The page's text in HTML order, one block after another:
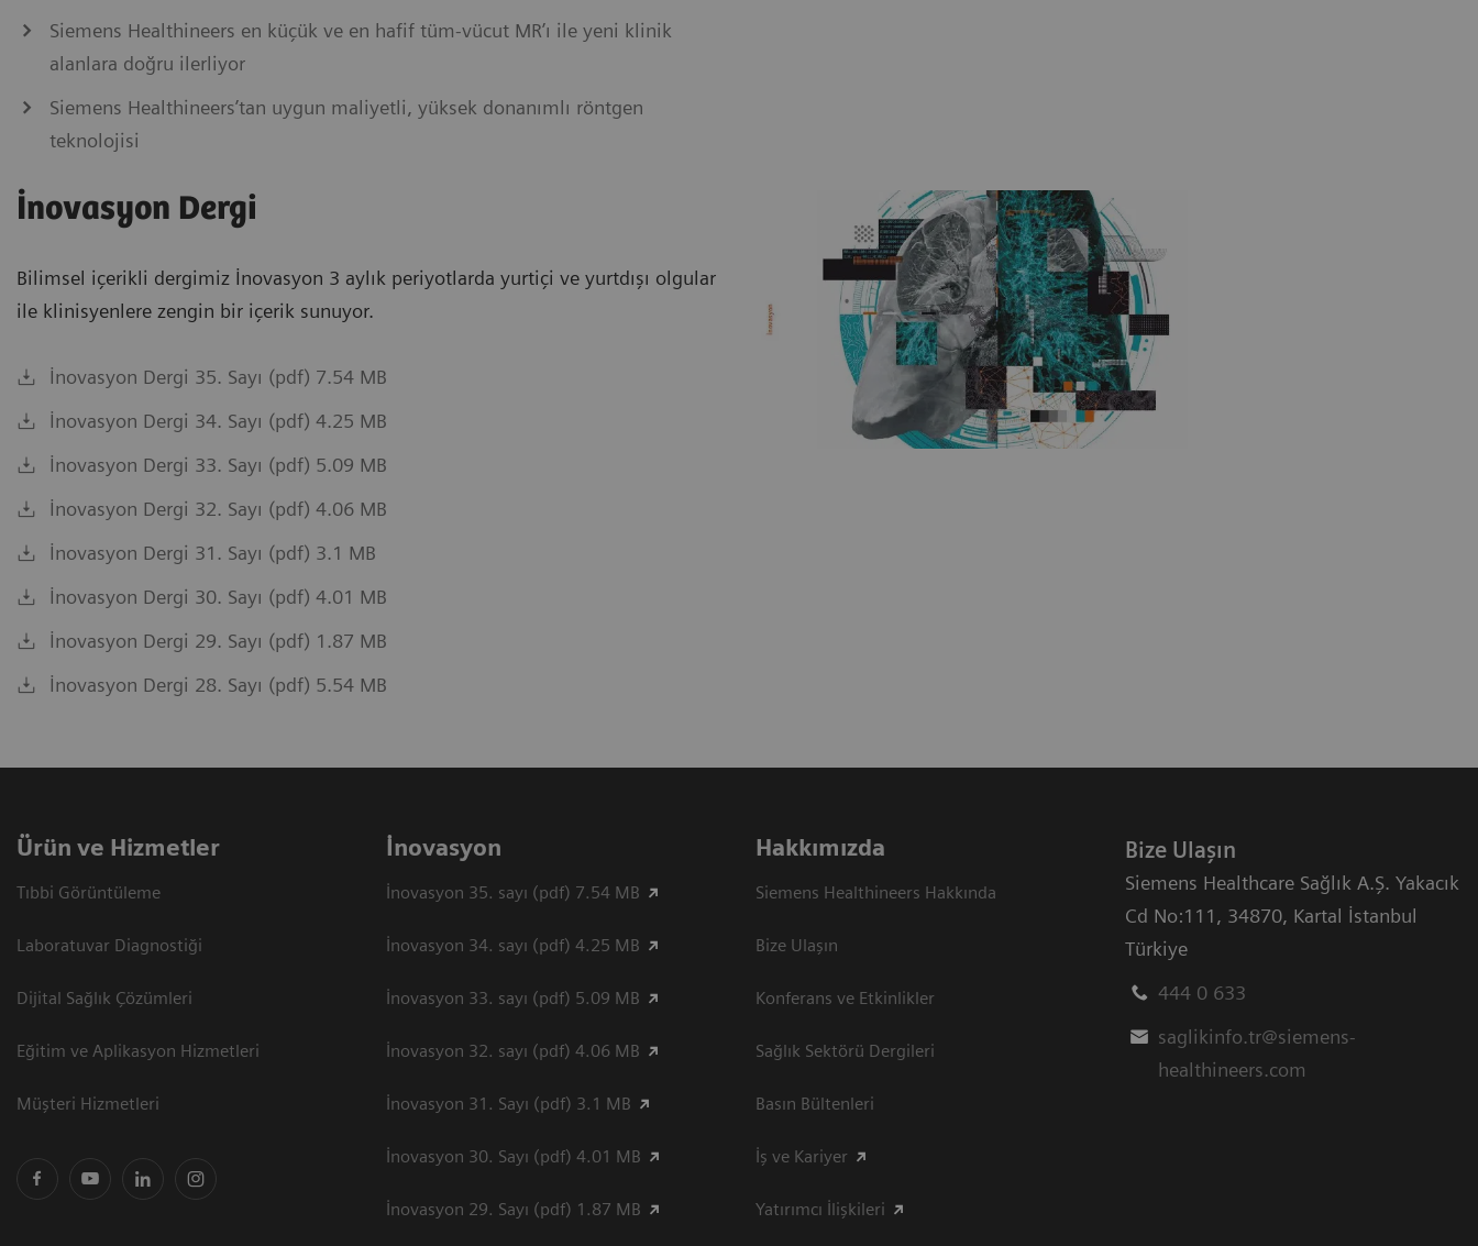
Siemens Healthineers en küçük ve en hafif tüm-vücut MR’ı ile yeni klinik
alanlara doğru ilerliyor
Siemens Healthineers’tan uygun maliyetli, yüksek donanımlı röntgen
teknolojisi
İnovasyon Dergi
Bilimsel içerikli dergimiz İnovasyon 3 aylık periyotlarda yurtiçi ve yurtdışı olgular
ile klinisyenlere zengin bir içerik sunuyor.
İnovasyon Dergi 35. Sayı (pdf) 7.54 MB
İnovasyon Dergi 34. Sayı (pdf) 4.25 MB
İnovasyon Dergi 33. Sayı (pdf) 5.09 MB
İnovasyon Dergi 32. Sayı (pdf) 4.06 MB
İnovasyon Dergi 31. Sayı (pdf) 3.1 MB
İnovasyon Dergi 30. Sayı (pdf) 4.01 MB
İnovasyon Dergi 29. Sayı (pdf) 1.87 MB
İnovasyon Dergi 28. Sayı (pdf) 5.54 MB
Ürün ve Hizmetler
Tıbbi Görüntüleme
Laboratuvar Diagnostiği
Dijital Sağlık Çözümleri
Eğitim ve Aplikasyon Hizmetleri
Müşteri Hizmetleri
İnovasyon
İnovasyon 35. sayı (pdf) 7.54 MB
İnovasyon 34. sayı (pdf) 4.25 MB
İnovasyon 33. sayı (pdf) 5.09 MB
İnovasyon 32. sayı (pdf) 4.06 MB
İnovasyon 31. Sayı (pdf) 3.1 MB
İnovasyon 30. Sayı (pdf) 4.01 MB
İnovasyon 29. Sayı (pdf) 1.87 MB
Hakkımızda
Siemens Healthineers Hakkında
Bize Ulaşın
Konferans ve Etkinlikler
Sağlık Sektörü Dergileri
Basın Bültenleri
İş ve Kariyer
Yatırımcı İlişkileri
Bize Ulaşın
Siemens Healthcare Sağlık A.Ş. Yakacık
Cd No:111 , 34870, Kartal İstanbul
Türkiye
444 0 633
saglikinfo.tr@siemens-
healthineers.com